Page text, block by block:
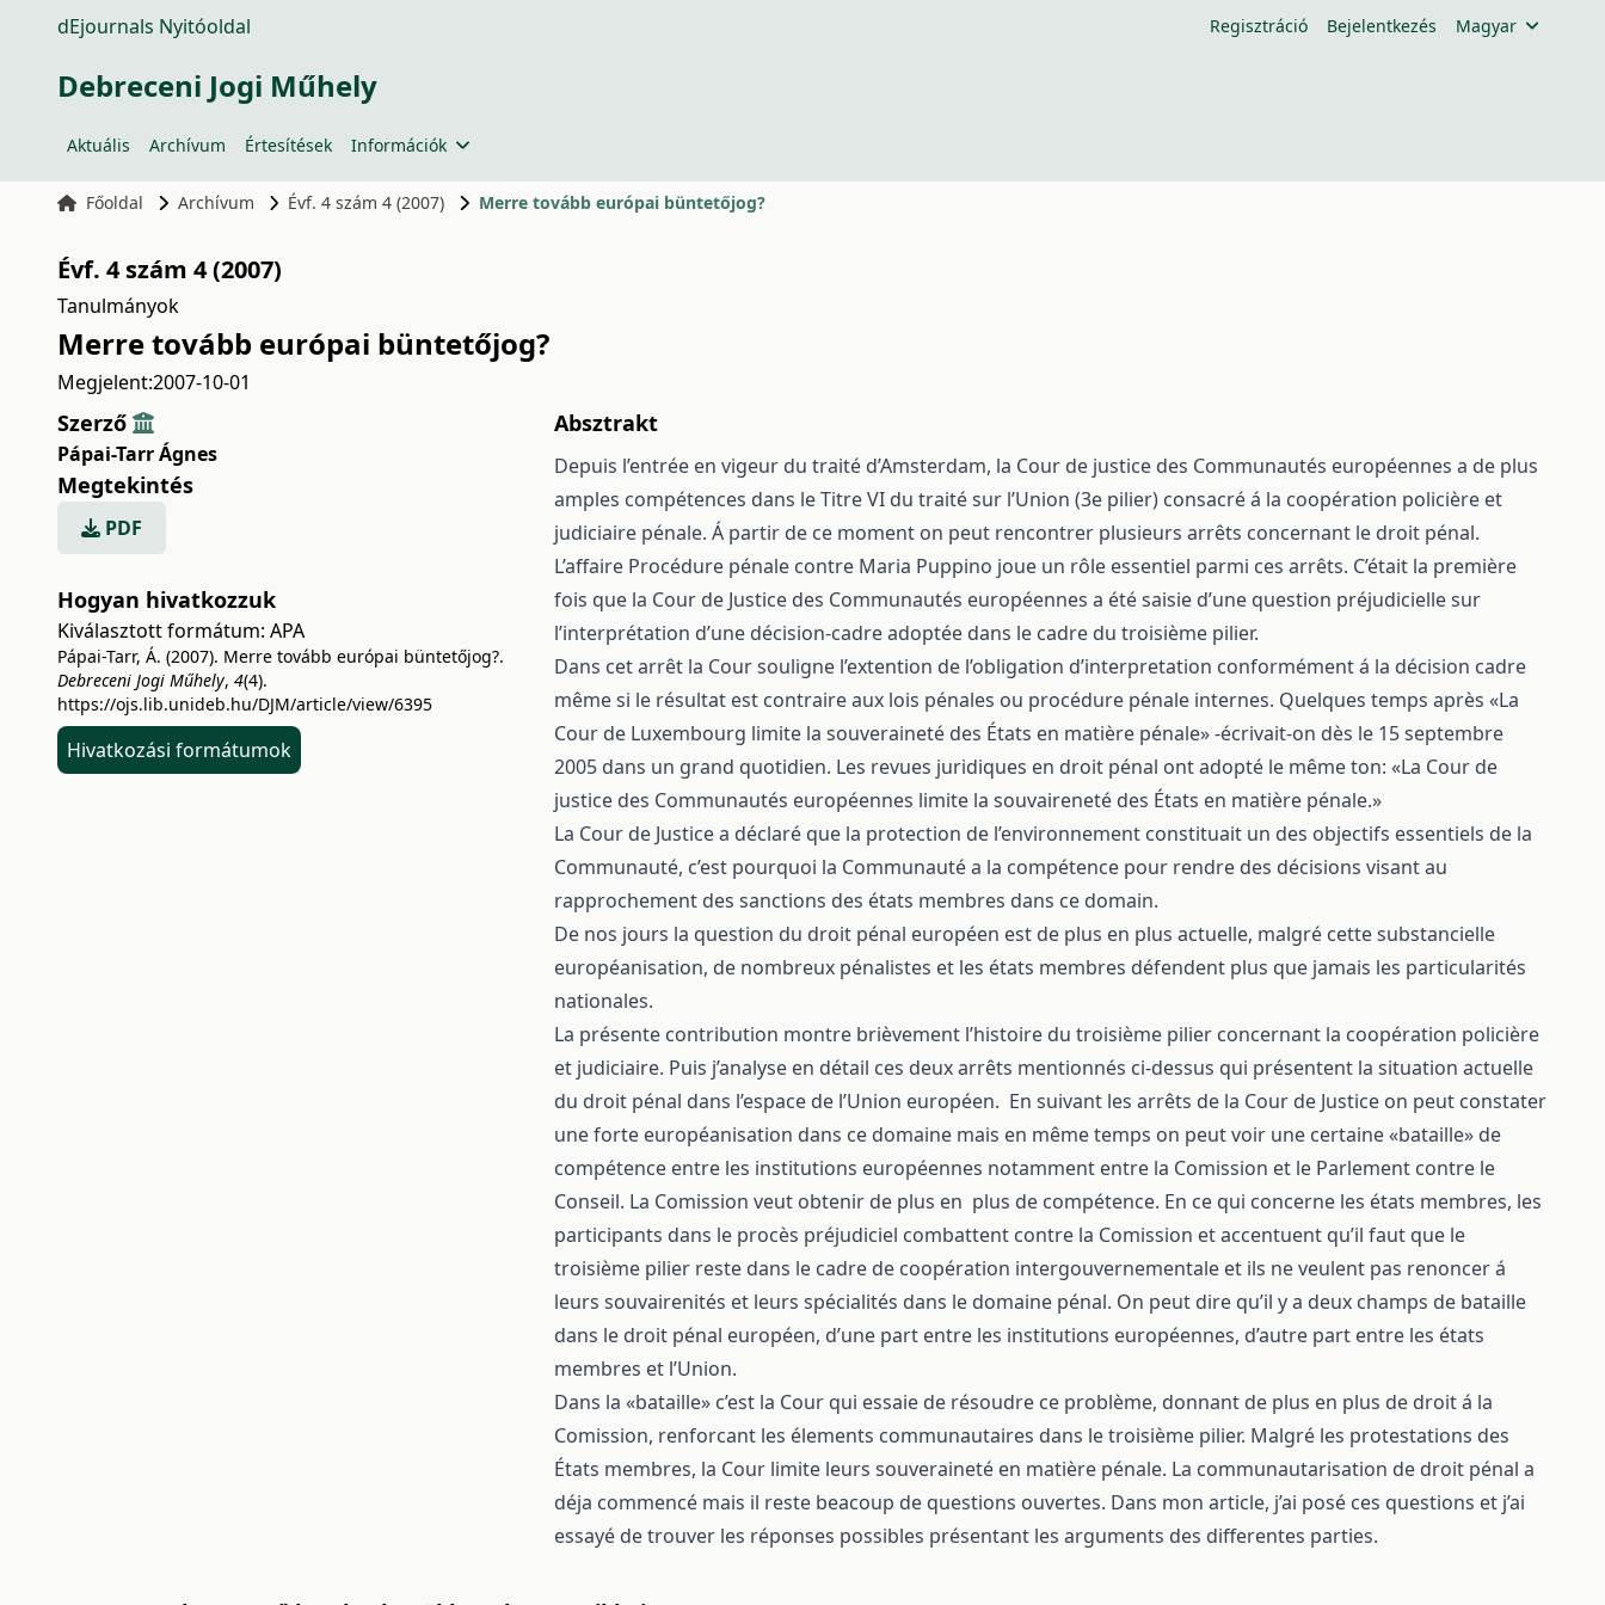
dEjournals Nyitóoldal Regisztráció Bejelentkezés Magyar
Debreceni Jogi Műhely
Aktuális Archívum Értesítések Információk
Főoldal Archívum Évf. 4 szám 4 (2007) Merre tovább európai büntetőjog?
Évf. 4 szám 4 (2007)
Tanulmányok
Merre tovább európai büntetőjog?
Megjelent:2007-10-01
Szerző
Pápai-Tarr Ágnes
Megtekintés
PDF
Hogyan hivatkozzuk
Kiválasztott formátum: APA
Pápai-Tarr, Á. (2007). Merre tovább európai büntetőjog?.
Debreceni Jogi Műhely, 4(4).
https://ojs.lib.unideb.hu/DJM/article/view/6395
Hivatkozási formátumok
Absztrakt
Depuis l’entrée en vigeur du traité d’Amsterdam, la Cour de justice des Communautés européennes a de plus
amples compétences dans le Titre VI du traité sur l’Union (3e pilier) consacré á la coopération policière et
judiciaire pénale. Á partir de ce moment on peut rencontrer plusieurs arrêts concernant le droit pénal.
L’affaire Procédure pénale contre Maria Puppino joue un rôle essentiel parmi ces arrêts. C’était la première
fois que la Cour de Justice des Communautés européennes a été saisie d’une question préjudicielle sur
l’interprétation d’une décision-cadre adoptée dans le cadre du troisième pilier.
Dans cet arrêt la Cour souligne l’extention de l’obligation d’interpretation conformément á la décision cadre
même si le résultat est contraire aux lois pénales ou procédure pénale internes. Quelques temps après «La
Cour de Luxembourg limite la souveraineté des États en matière pénale» -écrivait-on dès le 15 septembre
2005 dans un grand quotidien. Les revues juridiques en droit pénal ont adopté le même ton: «La Cour de
justice des Communautés européennes limite la souvaireneté des États en matière pénale.»
La Cour de Justice a déclaré que la protection de l’environnement constituait un des objectifs essentiels de la
Communauté, c’est pourquoi la Communauté a la compétence pour rendre des décisions visant au
rapprochement des sanctions des états membres dans ce domain.
De nos jours la question du droit pénal européen est de plus en plus actuelle, malgré cette substancielle
européanisation, de nombreux pénalistes et les états membres défendent plus que jamais les particularités
nationales.
La présente contribution montre brièvement l’histoire du troisième pilier concernant la coopération policière
et judiciaire. Puis j’analyse en détail ces deux arrêts mentionnés ci-dessus qui présentent la situation actuelle
du droit pénal dans l’espace de l’Union européen. En suivant les arrêts de la Cour de Justice on peut constater
une forte européanisation dans ce domaine mais en même temps on peut voir une certaine «bataille» de
compétence entre les institutions européennes notamment entre la Comission et le Parlement contre le
Conseil. La Comission veut obtenir de plus en plus de compétence. En ce qui concerne les états membres, les
participants dans le procès préjudiciel combattent contre la Comission et accentuent qu’il faut que le
troisième pilier reste dans le cadre de coopération intergouvernementale et ils ne veulent pas renoncer á
leurs souvairenités et leurs spécialités dans le domaine pénal. On peut dire qu’il y a deux champs de bataille
dans le droit pénal européen, d’une part entre les institutions européennes, d’autre part entre les états
membres et l’Union.
Dans la «bataille» c’est la Cour qui essaie de résoudre ce problème, donnant de plus en plus de droit á la
Comission, renforcant les élements communautaires dans le troisième pilier. Malgré les protestations des
États membres, la Cour limite leurs souveraineté en matière pénale. La communautarisation de droit pénal a
déja commencé mais il reste beacoup de questions ouvertes. Dans mon article, j’ai posé ces questions et j’ai
essayé de trouver les réponses possibles présentant les arguments des differentes parties.